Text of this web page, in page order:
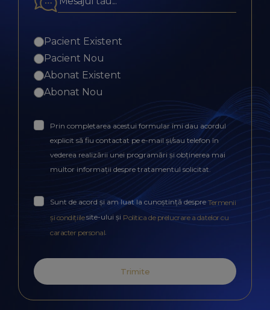
Pacient Existent
Pacient Nou
Abonat Existent
Abonat Nou
Prin completarea acestui formular îmi dau acordul
explicit să fiu contactat pe e-mail și/sau telefon în
vederea realizării unei programări și obținerea mai
multor informații despre tratamentul solicitat.
Sunt de acord și am luat la cunoștință despre Termenii
și condițiilesite-ului și Politica de prelucrare a datelor cu
caracter personal
Trimite